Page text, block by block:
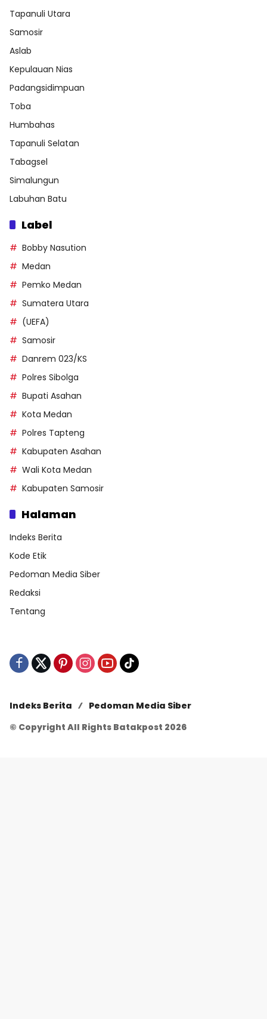
Tapanuli Utara
Samosir
Aslab
Kepulauan Nias
Padangsidimpuan
Toba
Humbahas
Tapanuli Selatan
Tabagsel
Simalungun
Labuhan Batu
Label
Bobby Nasution
Medan
Pemko Medan
Sumatera Utara
(UEFA)
Samosir
Danrem 023/KS
Polres Sibolga
Bupati Asahan
Kota Medan
Polres Tapteng
Kabupaten Asahan
Wali Kota Medan
Kabupaten Samosir
Halaman
Indeks Berita
Kode Etik
Pedoman Media Siber
Redaksi
Tentang
Indeks Berita
Pedoman Media Siber
© Copyright All Rights Batakpost 2026